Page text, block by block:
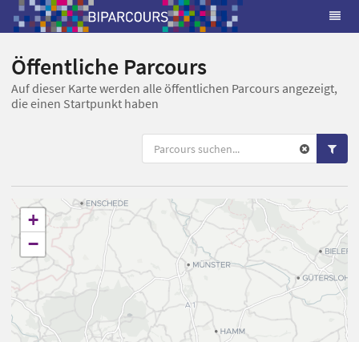
Öffentliche Parcours
Auf dieser Karte werden alle öffentlichen Parcours angezeigt,
die einen Startpunkt haben
+
−